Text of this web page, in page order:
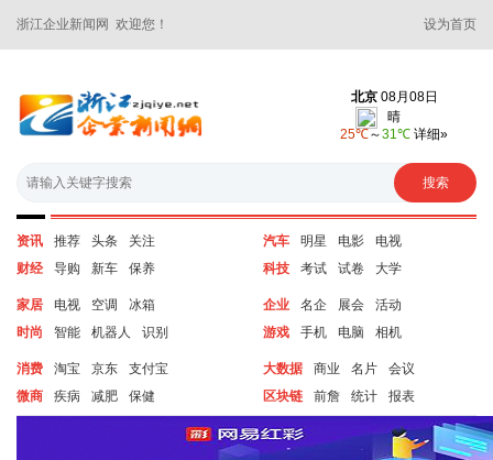
浙江企业新闻网 欢迎您！ 设为首页
资讯 推荐 头条
关注
财经
导购 新车 保养
汽车 明星 电影
电视
科技
考试 试卷 大学
家居 电视 空调
冰箱
时尚
智能 机器人 识别
企业 名企 展会
活动
游戏
手机 电脑 相机
消费 淘宝 京东
支付宝
微商
疾病 减肥 保健
大数据 商业 名片
会议
区块链
前詹 统计 报表